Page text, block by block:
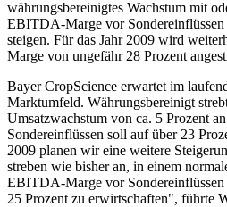
währungsbereinigtes Wachstum mit
EBITDA-Marge vor Sondereinflüssen
steigen. Für das Jahr 2009 wird
Marge von ungefähr 28 Prozent
Bayer CropScience erwartet im
Marktumfeld. Währungsbereinigt
Umsatzwachstum von ca. 5 Prozent
Sondereinflüssen soll auf über 23
2009 planen wir eine weitere
streben wie bisher an, in einem
EBITDA-Marge vor
25 Prozent zu erwirtschaften", führte